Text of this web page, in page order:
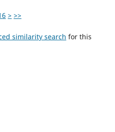
> >>
similarity search for this